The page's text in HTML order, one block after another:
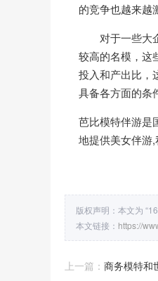
的竞争也越来越
对于一些大企
较高的名模，这
投入和产出比，
具备各方面的条
芭比模特伴游是
地提供美女伴游
版权声明：本文为
本文链接： https://
上一篇： 商务模特和